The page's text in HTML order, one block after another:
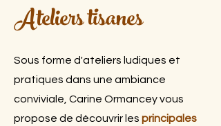
Ateliers tisanes
Sous forme d'ateliers ludiques et
pratiques dans une ambiance
conviviale, Carine Ormancey vous
propose de découvrir les principales